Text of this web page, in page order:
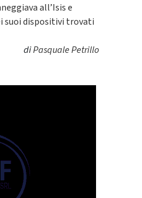
all’Isis e
suoi dispositivi trovati
diPasquale Petrillo